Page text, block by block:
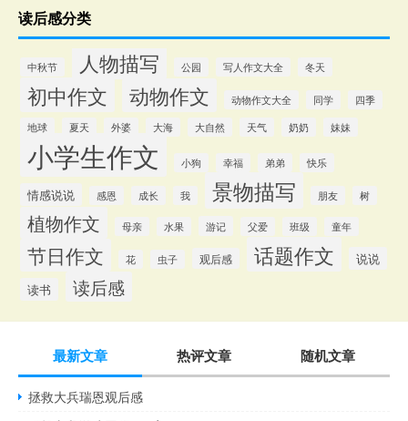
读后感分类
中秋节 人物描写 公园 写人作文大全 冬天
初中作文 动物作文 动物作文大全 同学
四季
地球
夏天 外婆 大海 大自然 天气 奶奶 妹妹
小学生作文 小狗 幸福 弟弟 快乐
情感说说 感恩 成长 我 景物描写 朋友 树
植物作文 母亲 水果 游记 父爱 班级 童年
节日作文 花 虫子 观后感 话题作文
说说
读书
读后感
最新文章 热评文章 随机文章
拯救大兵瑞恩观后感